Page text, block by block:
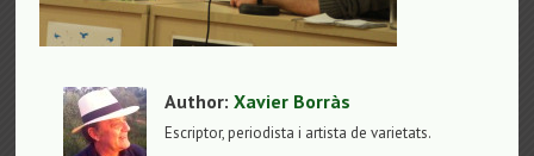
Author:Xavier Borràs
Escriptor, periodista i artista de varietats.